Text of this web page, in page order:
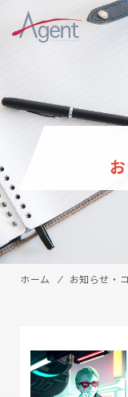
ホーム お知らせ・